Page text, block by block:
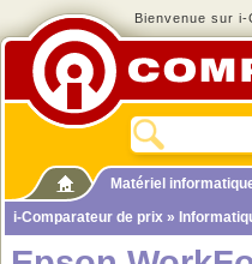
Bienvenue sur
Matériel
i-Comparateur de prix »